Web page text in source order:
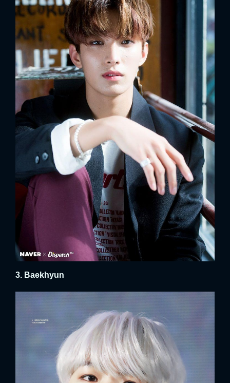
FACEBOOK GOOGLE
3. Baekhyun